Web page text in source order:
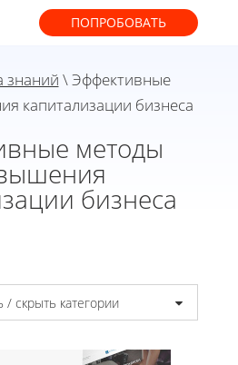
ПОПРОБОВАТЬ
знаний \ Эффективные
капитализации бизнеса
методы
бизнеса
/ скрыть категории